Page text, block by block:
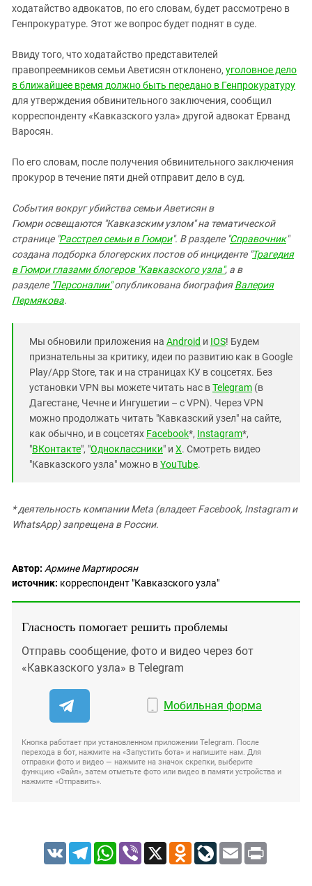
ходатайство адвокатов, по его словам, будет рассмотрено в
Генпрокуратуре. Этот же вопрос будет поднят в суде.
Ввиду того, что ходатайство представителей
правопреемников семьи Аветисян отклонено, уголовное дело
в ближайшее время должно быть передано в Генпрокуратуру
для утверждения обвинительного заключения, сообщил
корреспонденту «Кавказского узла» другой адвокат Ерванд
Варосян.
По его словам, после получения обвинительного заключения
прокурор в течение пяти дней отправит дело в суд.
События вокруг убийства семьи Аветисян в
Гюмри освещаются "Кавказским узлом" на тематической
странице "Расстрел семьи в Гюмри". В разделе "Справочник"
создана подборка блогерских постов об инциденте "Трагедия
в Гюмри глазами блогеров "Кавказского узла", а в
разделе "Персоналии"опубликована биографияВалерия
Пермякова.
Мы обновили приложения на Android и IOS! Будем
признательны за критику, идеи по развитию как в Google
Play/App Store, так и на страницах КУ в соцсетях. Без
установки VPN вы можете читать нас вTelegram (в
Дагестане, Чечне и Ингушетии – с VPN). Через VPN
можно продолжать читать "Кавказский узел" на сайте,
как обычно, и в соцсетях Facebook*, Instagram*,
"ВКонтакте", "Одноклассники" и X. Смотреть видео
"Кавказского узла" можно вYouTube.
* деятельность компании Meta (владеет Facebook, Instagram и
WhatsApp) запрещена в России.
Автор: Армине Мартиросян
источник: корреспондент "Кавказского узла"
Гласность помогает решить проблемы
Отправь сообщение, фото и видео через бот
«Кавказского узла» в Telegram
Мобильная форма
Кнопка работает при установленном приложении Telegram. После
перехода в бот, нажмите на «Запустить бота» и напишите нам. Для
отправки фото и видео — нажмите на значок скрепки, выберите
функцию «Файл», затем отметьте фото или видео в памяти устройства и
нажмите «Отправить».
VK TelegramWhatsApp
Viber X Odnoklassniki
LiveJournal
Email Print